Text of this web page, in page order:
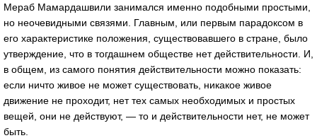
Мераб Мамардашвили занимался именно подобными простыми,
но неочевидными связями. Главным, или первым парадоксом в
его характеристике положения, существовавшего в стране, было
утверждение, что в тогдашнем обществе нет действительности. И,
в общем, из самого понятия действительности можно показать:
если ничто живое не может существовать, никакое живое
движение не проходит, нет тех самых необходимых и простых
вещей, они не действуют, — то и действительности нет, не может
быть.